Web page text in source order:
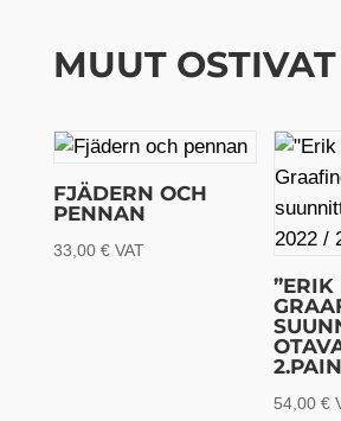
MUUT
FJÄDERN OCH
PENNAN
33,00 € VAT
”ERIK
54,00€